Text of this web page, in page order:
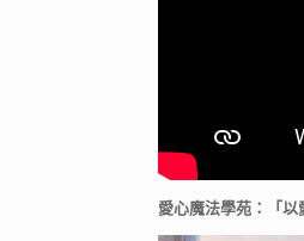
愛心魔法學苑：「以